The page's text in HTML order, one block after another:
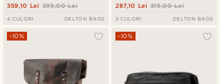
399,00 Lei
359,10 Lei
4 CULORI DELTON BAGS
319,00 Lei
287,10 Lei
3 CULORI DELTON BAGS
-10% -10%